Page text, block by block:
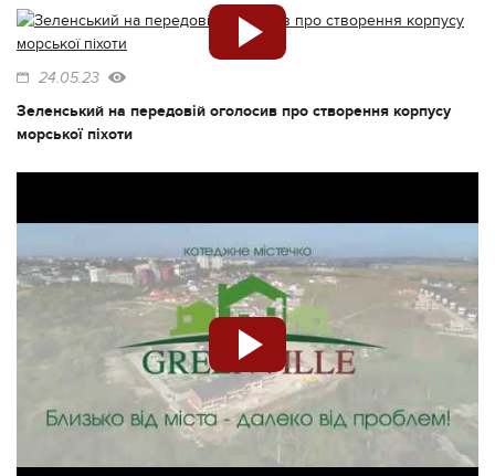
24.05.23
Зеленський на передовій оголосив про створення корпусу
морської піхоти